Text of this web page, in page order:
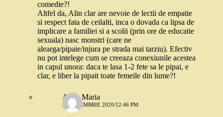
comedie?!
Altfel da, Alin clar are nevoie de lectii de empatie
si respect fata de ceilalti, inca o dovada ca lipsa de
implicare a familiei si a scolii (prin ore de educatie
sexuala) nasc monstri (care ne
alearga/pipaie/injura pe strada mai tarziu). Efectiv
nu pot intelege cum se creeaza conexiunile acestea
in capul unora: daca te lasa 1-2 fete sa le pipai, e
clar, e liber la pipait toate femeile din lume?!
Alina Maria
3 SEPTEMBRIE 2020/12:46 PM